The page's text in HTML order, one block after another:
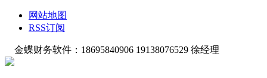
网站地图
RSS订阅
金蝶财务软件：18695840906 19138076529 徐经理